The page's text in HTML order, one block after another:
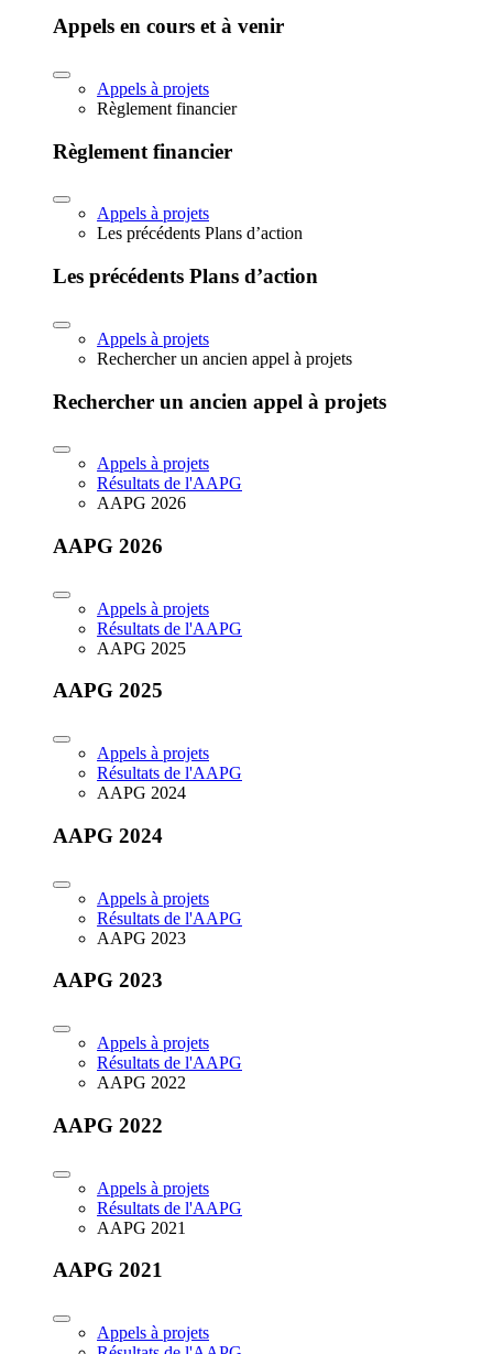
Appels en cours et à venir
Appels à projets
Règlement financier
Règlement financier
Appels à projets
Les précédents Plans d’action
Les précédents Plans d’action
Appels à projets
Rechercher un ancien appel à projets
Rechercher un ancien appel à projets
Appels à projets
Résultats de l'AAPG
AAPG 2026
AAPG 2026
Appels à projets
Résultats de l'AAPG
AAPG 2025
AAPG 2025
Appels à projets
Résultats de l'AAPG
AAPG 2024
AAPG 2024
Appels à projets
Résultats de l'AAPG
AAPG 2023
AAPG 2023
Appels à projets
Résultats de l'AAPG
AAPG 2022
AAPG 2022
Appels à projets
Résultats de l'AAPG
AAPG 2021
AAPG 2021
Appels à projets